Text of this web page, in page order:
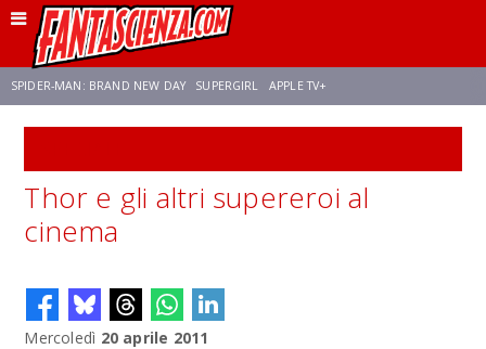
SPIDER-MAN: BRAND NEW DAY SUPERGIRL APPLE TV+
NETFLIX SADIE SINK
Thor e gli altri supereroi al
cinema
Mercoledì 20 aprile 2011